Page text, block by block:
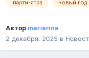
парти-ятра
новый год
Автор marianna
2 декабря, 2025 в